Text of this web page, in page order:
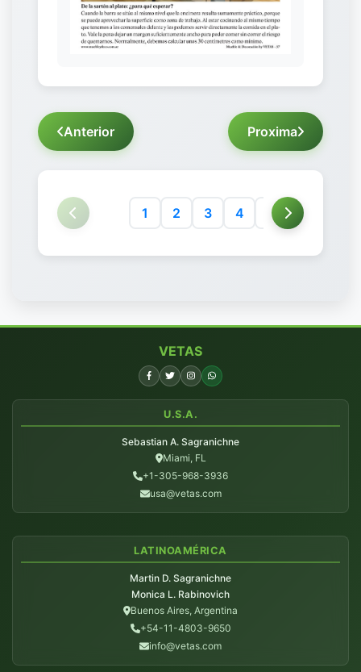
Anterior Proxima
1 2 3 4 5 6
VETAS
U.S.A.
Sebastian A. Sagranichne
Miami, FL
+1-305-968-3936
usa@vetas.com
LATINOAMÉRICA
Martin D. Sagranichne
Monica L. Rabinovich
Buenos Aires, Argentina
+54-11-4803-9650
info@vetas.com